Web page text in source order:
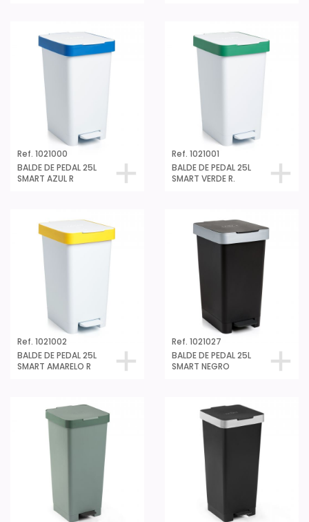
Ref. 1021000
BALDE DE PEDAL 25L
SMART AZUL R
Ref. 1021001
BALDE DE PEDAL 25L
SMART VERDE R.
Ref. 1021002
BALDE DE PEDAL 25L
SMART AMARELO R
Ref. 1021027
BALDE DE PEDAL 25L
SMART NEGRO